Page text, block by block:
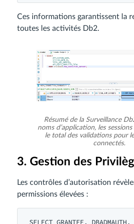
Ces informations garantissent la
toutes les activités Db2.
Résumé de la Surveillance
noms d’application, les
le total des validations pour
connectés.
3. Gestion des
Les contrôles d’autorisation
permissions élevées :
SELECT GRANTEE, DBADMAUTH,